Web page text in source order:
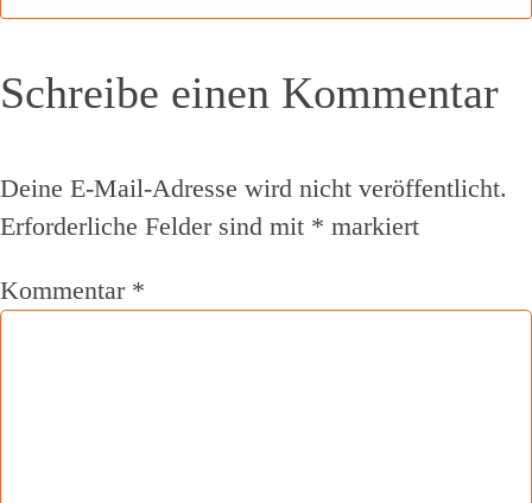
Schreibe einen Kommentar
Deine E-Mail-Adresse wird nicht veröffentlicht.
Erforderliche Felder sind mit * markiert
Kommentar *